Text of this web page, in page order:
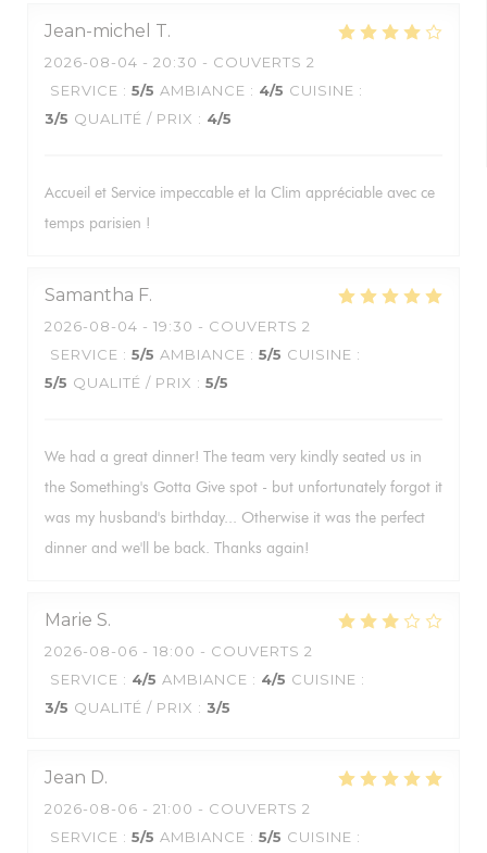
Jean-michel T
2026-08-04 - 20:30 - COUVERTS 2
SERVICE : 5/5 AMBIANCE : 4/5 CUISINE :
3/5 QUALITÉ / PRIX : 4/5
Accueil et Service impeccable et la Clim appréciable avec ce
temps parisien !
Samantha F
2026-08-04 - 19:30 - COUVERTS 2
SERVICE : 5/5 AMBIANCE : 5/5 CUISINE :
5/5 QUALITÉ / PRIX : 5/5
We had a great dinner! The team very kindly seated us in
the Something's Gotta Give spot - but unfortunately forgot it
was my husband's birthday... Otherwise it was the perfect
dinner and we'll be back. Thanks again!
Marie S
2026-08-06 - 18:00 - COUVERTS 2
SERVICE : 4/5 AMBIANCE : 4/5 CUISINE :
3/5 QUALITÉ / PRIX : 3/5
Jean D
2026-08-06 - 21:00 - COUVERTS 2
SERVICE : 5/5 AMBIANCE : 5/5 CUISINE :